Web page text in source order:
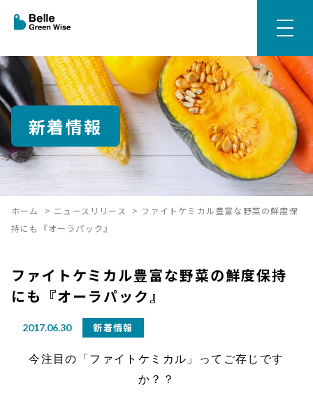
新着情報
ホーム > ニュースリリース > ファイトケミカル豊富な野菜の鮮度保
持にも『オーラパック』
ファイトケミカル豊富な野菜の鮮度保持
にも『オーラパック』
2017.06.30 新着情報
今注目の「ファイトケミカル」ってご存じです
か？？